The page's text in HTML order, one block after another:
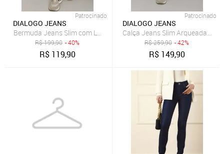
Patrocinado
DIALOGO JEANS
Bermuda Jeans Slim com Lavagem Clara Dialogo Jeans
R$199,90 - 40%
R$ 119,90
Patrocinado
DIALOGO JEANS
Calça Jeans Slim Arqueada
R$259,90 - 42%
R$ 149,90